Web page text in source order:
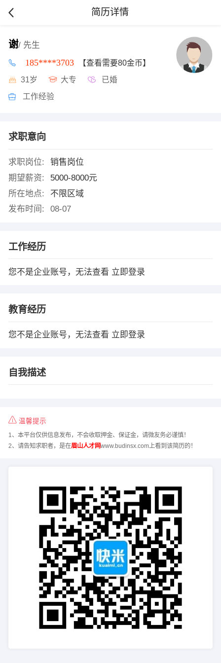
简历详情
谢/ 先生
185****3703 【查看需要80金币】
31岁 大专 已婚
工作经验
求职意向
求职岗位:
销售岗位
期望薪资:
5000-8000元
所在地点:
不限区域
发布时间:
08-07
工作经历
您不是企业账号，无法查看 立即登录
教育经历
您不是企业账号，无法查看 立即登录
自我描述
温馨提示
1、本平台仅供信息发布，不会收取押金、保证金，请微友务必谨慎！
2、请告知求职者，是在眉山人才网www.budinsx.com上看到该简历的！